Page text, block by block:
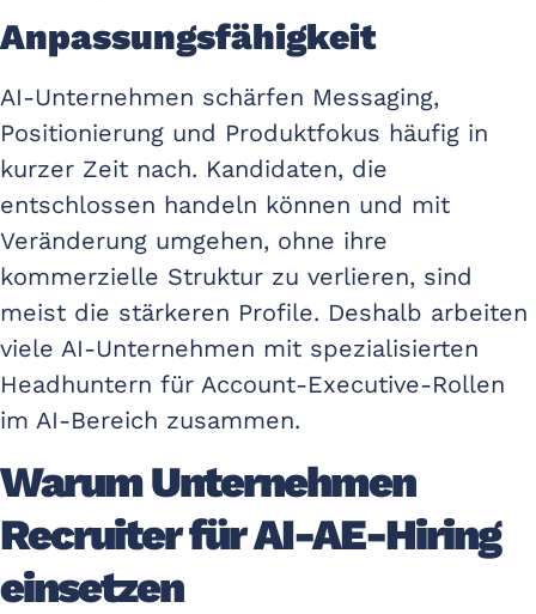
Anpassungsfähigkeit
AI-Unternehmen schärfen Messaging,
Positionierung und Produktfokus häufig in
kurzer Zeit nach. Kandidaten, die
entschlossen handeln können und mit
Veränderung umgehen, ohne ihre
kommerzielle Struktur zu verlieren, sind
meist die stärkeren Profile. Deshalb arbeiten
viele AI-Unternehmen mit spezialisierten
Headhuntern für Account-Executive-Rollen
im AI-Bereich zusammen.
Warum Unternehmen
Recruiter für AI-AE-Hiring
einsetzen